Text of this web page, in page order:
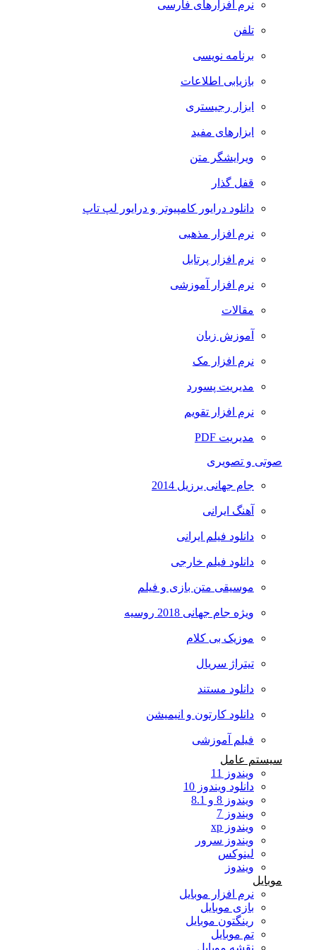
نرم افزارهای فارسی
تلفن
برنامه نویسی
بازیابی اطلاعات
ابزار رجیستری
ابزارهای مفید
ویرایشگر متن
قفل گذار
دانلود درایور کامپیوتر و درایور لپ تاپ
نرم افزار مذهبی
نرم افزار پرتابل
نرم افزار آموزشی
مقالات
آموزش زبان
نرم افزار مک
مدیریت پسورد
نرم افزار تقویم
مدیریت PDF
صوتی و تصویری
جام جهانی برزیل 2014
آهنگ ایرانی
دانلود فیلم ایرانی
دانلود فیلم خارجی
موسیقی متن بازی و فیلم
ویژه جام جهانی 2018 روسیه
موزیک بی کلام
تیتراژ سریال
دانلود مستند
دانلود کارتون و انیمیشن
فیلم آموزشی
سیستم عامل
ویندوز 11
دانلود ویندوز 10
ویندوز 8 و 8.1
ویندوز 7
ویندوز xp
ویندوز سرور
لینوکس
ویندوز
موبایل
نرم افزار موبایل
بازی موبایل
رینگتون موبایل
تم موبایل
نقشه موبایل